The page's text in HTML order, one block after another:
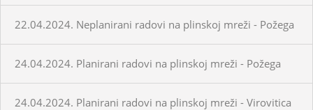
22.04.2024. Neplanirani radovi na plinskoj mreži - Požega
24.04.2024. Planirani radovi na plinskoj mreži - Požega
24.04.2024. Planirani radovi na plinskoj mreži - Virovitica